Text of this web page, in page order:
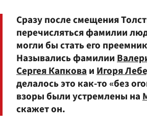
Сразу после смещения
перечисляться фамилии
могли бы стать его
Назывались фамилии
Сергея КапковаиИгоря
делалось это как-то «без
взоры были устремлены на
скажет он.